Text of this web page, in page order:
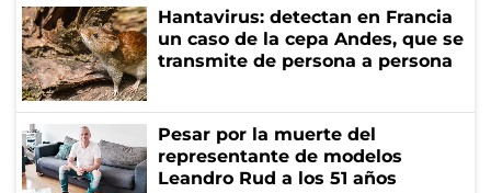
Hantavirus: detectan en Francia
un caso de la cepa Andes, que se
transmite de persona a persona
Pesar por la muerte del
representante de modelos
Leandro Rud a los 51 años